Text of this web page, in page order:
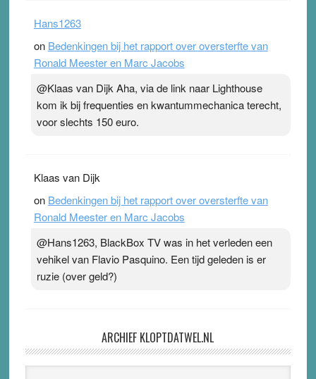
Hans1263
on Bedenkingen bij het rapport over oversterfte van
Ronald Meester en Marc Jacobs
@Klaas van Dijk Aha, via de link naar Lighthouse
kom ik bij frequenties en kwantummechanica terecht,
voor slechts 150 euro.
Klaas van Dijk
on Bedenkingen bij het rapport over oversterfte van
Ronald Meester en Marc Jacobs
@Hans1263, BlackBox TV was in het verleden een
vehikel van Flavio Pasquino. Een tijd geleden is er
ruzie (over geld?)
ARCHIEF KLOPTDATWEL.NL